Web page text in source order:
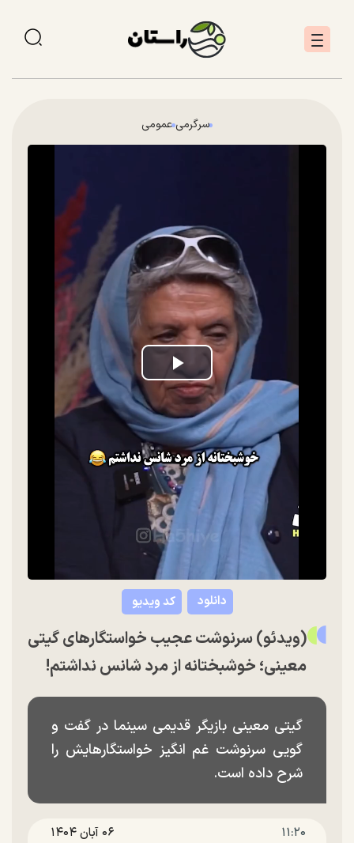
سرگرمی عمومی
Play
Video
کد ویدیو دانلود
(ویدئو) سرنوشت عجیب خواستگارهای گیتی
معینی؛ خوشبختانه از مرد شانس نداشتم!
گیتی معینی بازیگر قدیمی سینما در گفت و
گویی سرنوشت غم انگیز خواستگارهایش را
شرح داده است.
۱۱:۲۰ ۰۶ آبان ۱۴۰۴